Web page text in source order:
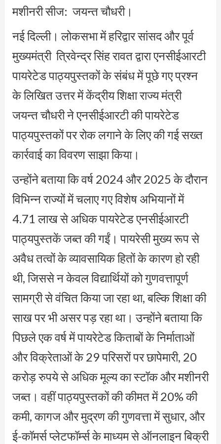
मशीनरी सीज: जयन्त चौधरी।
नई दिल्ली। लोकसभा में हरिद्वार सांसद और पूर्व
मुख्यमंत्री त्रिवेन्द्र सिंह रावत द्वारा एनसीईआरटी
पायरेटेड पाठ्यपुस्तकों के संबंध में पूछे गए प्रश्न
के लिखित उत्तर में केंद्रीय शिक्षा राज्य मंत्री
जयन्त चौधरी ने एनसीईआरटी की पायरेटेड
पाठ्यपुस्तकों पर रोक लगाने के लिए की गई सख्त
कार्रवाई का विवरण साझा किया।
उन्होंने बताया कि वर्ष 2024 और 2025 के दौरान
विभिन्न राज्यों में चलाए गए विशेष अभियानों में
4.71 लाख से अधिक पायरेटेड एनसीईआरटी
पाठ्यपुस्तकें जब्त की गईं। पायरेसी मुख्य रूप से
अवैध तत्वों के व्यावसायिक हितों के कारण हो रही
थी, जिससे न केवल विद्यार्थियों को गुणवत्तापूर्ण
सामग्री से वंचित किया जा रहा था, बल्कि शिक्षा की
साख पर भी असर पड़ रहा था। उन्होंने बताया कि
पिछले एक वर्ष में पायरेटेड किताबों के निर्माताओं
और विक्रेताओं के 29 परिसरों पर छापेमारी, 20
करोड़ रुपये से अधिक मूल्य का स्टॉक और मशीनरी
जब्त। वहीं पाठ्यपुस्तकों की कीमत में 20% की
कमी, कागज और मुद्रण की गुणवत्ता में सुधार, और
ई-कॉमर्स प्लेटफॉर्म्स के माध्यम से ऑनलाइन बिक्री